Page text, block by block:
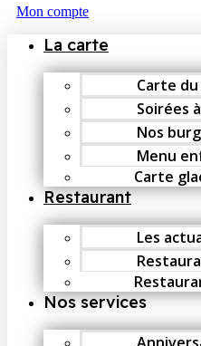
Mon compte
La carte
Carte
Soirées
Nos
Menu
Carte
Restaurant
Les
Nos services